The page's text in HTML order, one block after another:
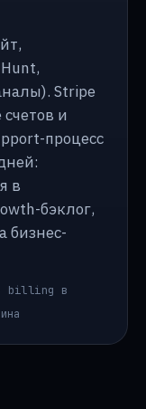
Stripe
и
процесс
в
бэклог,
бизнес-
billing в